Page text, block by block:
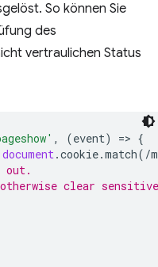
So können Sie
des
vertraulichen Status
, (event) => {
document.cookie.match( /
out.
clear